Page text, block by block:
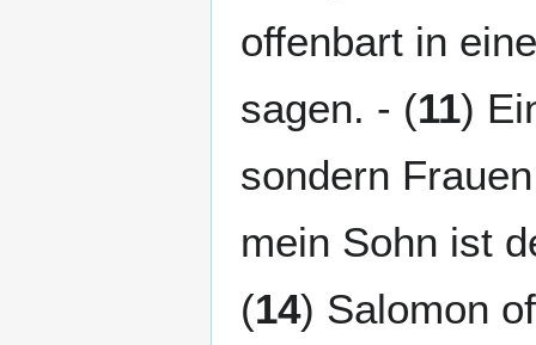
offenbart in
sagen. - (11)
sondern
mein Sohn ist
(14) Salomon